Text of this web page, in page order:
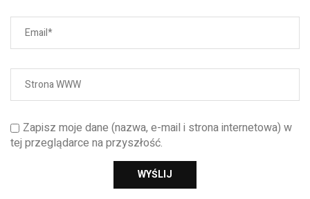
Zapisz moje dane (nazwa, e-mail i strona internetowa) w
tej przeglądarce na przyszłość.